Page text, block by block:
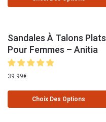
Sandales À Talons Plats
Pour Femmes – Anitia
39.99€
Choix Des Options